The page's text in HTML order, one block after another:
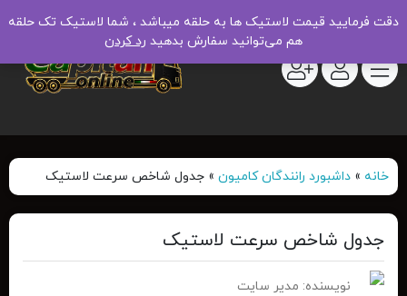
خانه » داشبورد رانندگان کامیون » جدول شاخص سرعت لاستیک
جدول شاخص سرعت لاستیک
نویسنده: مدیر سایت
دقت فرمایید قیمت لاستیک ها به حلقه میباشد ، شما لاستیک تک حلقه
هم می‌توانید سفارش بدهید رد کردن